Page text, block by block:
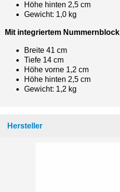
Höhe hinten 2,5 cm
Gewicht: 1,0 kg
Mit integriertem Nummernblock
Breite 41 cm
Tiefe 14 cm
Höhe vorne 1,2 cm
Höhe hinten 2,5 cm
Gewicht: 1,2 kg
Hersteller